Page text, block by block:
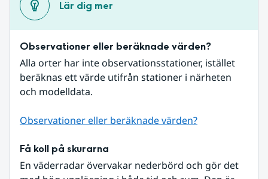
Lär dig mer
Observationer eller beräknade värden?
Alla orter har inte observationsstationer, istället
beräknas ett värde utifrån stationer i närheten
och modelldata.
Observationer eller beräknade värden?
Få koll på skurarna
En väderradar övervakar nederbörd och gör det